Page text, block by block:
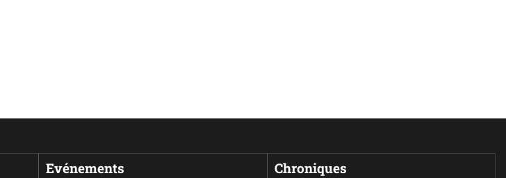
Evénements Chroniques